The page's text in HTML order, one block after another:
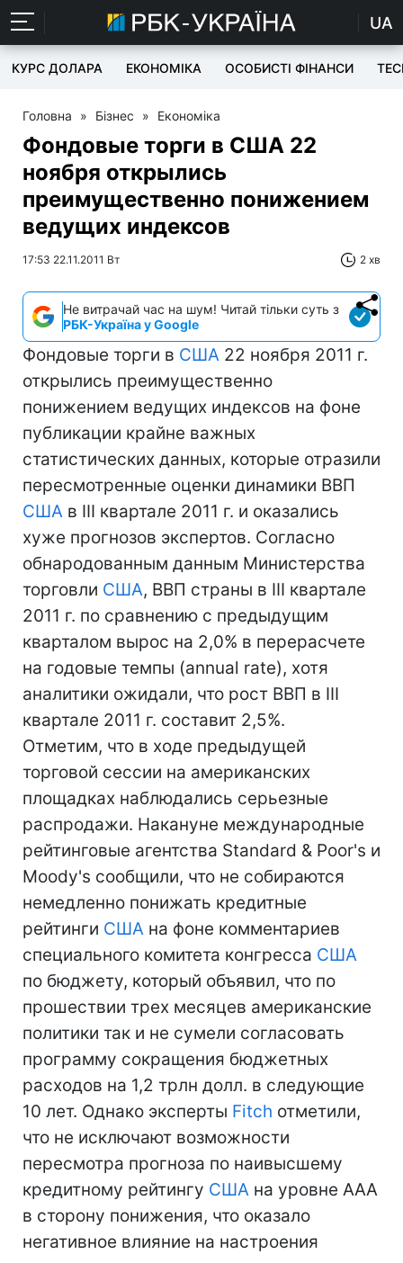
UA
КУРС ДОЛАРА ЕКОНОМІКА ОСОБИСТІ ФІНАНСИ
Головна » Бізнес » Економіка
Фондовые торги в США 22
ноября открылись
преимущественно понижением
ведущих индексов
17:53 22.11.2011 Вт 2 хв
Не витрачай час на шум! Читай тільки суть з
РБК-Україна у Google
Фондовые торги в США 22 ноября 2011 г.
открылись преимущественно
понижением ведущих индексов на фоне
публикации крайне важных
статистических данных, которые отразили
пересмотренные оценки динамики ВВП
США в III квартале 2011 г. и оказались
хуже прогнозов экспертов. Согласно
обнародованным данным Министерства
торговли США, ВВП страны в III квартале
2011 г. по сравнению с предыдущим
кварталом вырос на 2,0% в перерасчете
на годовые темпы (annual rate), хотя
аналитики ожидали, что рост ВВП в III
квартале 2011 г. составит 2,5%.
Отметим, что в ходе предыдущей
торговой сессии на американских
площадках наблюдались серьезные
распродажи. Накануне международные
рейтинговые агентства Standard & Poor's и
Moody's сообщили, что не собираются
немедленно понижать кредитные
рейтинги США на фоне комментариев
специального комитета конгресса США
по бюджету, который объявил, что по
прошествии трех месяцев американские
политики так и не сумели согласовать
программу сокращения бюджетных
расходов на 1,2 трлн долл. в следующие
10 лет. Однако эксперты Fitch отметили,
что не исключают возможности
пересмотра прогноза по наивысшему
кредитному рейтингу США на уровне ААА
в сторону понижения, что оказало
негативное влияние на настроения